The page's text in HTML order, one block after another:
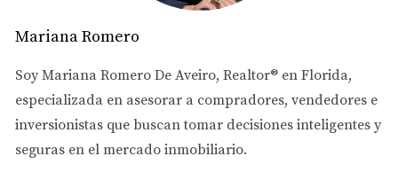
Hoy el mercado, especialmente en condominios, está más
Eso significa que necesitas:
✔️ Más exposición
Mariana Romero
Soy Mariana Romero De Aveiro, Realtor® en Florida,
especializada en asesorar a compradores, vendedores e
inversionistas que buscan tomar decisiones inteligentes y
seguras en el mercado inmobiliario.